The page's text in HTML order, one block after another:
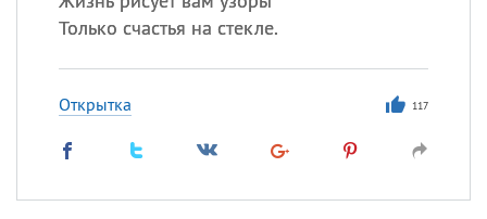
Только счастья на стекле.
Открытка 117